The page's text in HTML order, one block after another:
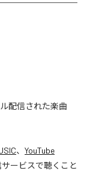
配信された楽曲
、 YouTube
ービスで聴くこと